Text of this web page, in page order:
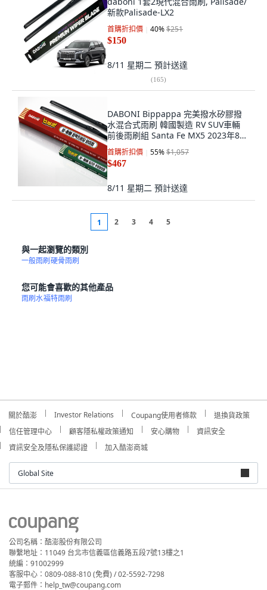
新款Palisade-LX2
首購折扣價 40%$251
$150
8/11 星期二 預計送達
(165)
DABONI Bippappa 完美撥水矽膠撥
水混合式雨刷 韓國製造 RV SUV車輛
前後雨刷組 Santa Fe MX5 2023年8月
之後 駕駛座(650mm) 副駕駛座
(450mm) 後雨刷(RBX28)
首購折扣價 55%$1,057
$467
8/11 星期二 預計送達
1 2 3 4 5
與一起瀏覽的類別
一般雨刷硬骨雨刷
您可能會喜歡的其他產品
雨刷水福特雨刷
關於酷澎 Investor Relations Coupang使用者條款
退換貨政策
信任管理中心
顧客隱私權政策通知 安心購物
資訊安全
資訊安全及隱私保護認證
加入酷澎商城
Global Site
公司名稱：酷澎股份有限公司
聯繫地址：11049 台北市信義區信義路五段7號13樓之1
統編：91002999
客服中心：0809-088-810 (免費) / 02-5592-7298
電子郵件：help_tw@coupang.com